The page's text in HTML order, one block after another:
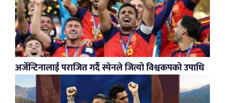
अर्जेन्टिनालाई पराजित गर्दै स्पेनले जित्यो विश्वकपको उपाधि